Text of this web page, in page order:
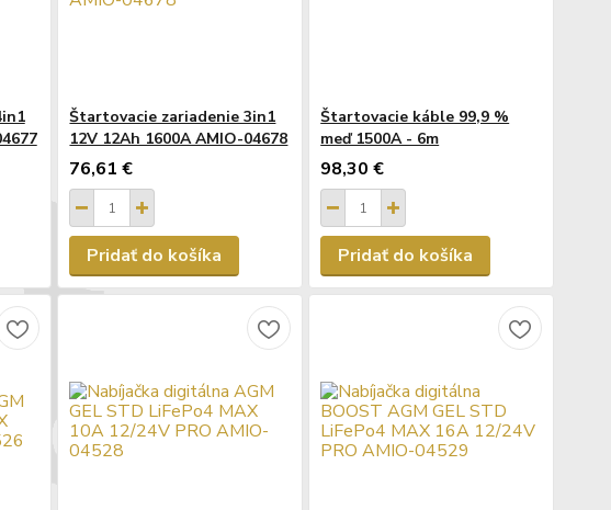
Štartovacie zariadenie 3in1
12V 12Ah 1600A AMIO-04678
76,61 €
Pridať do košíka
Štartovacie káble 99,9 %
meď 1500A - 6m
98,30 €
Pridať do košíka